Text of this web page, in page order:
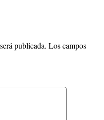
publicada. Los campos